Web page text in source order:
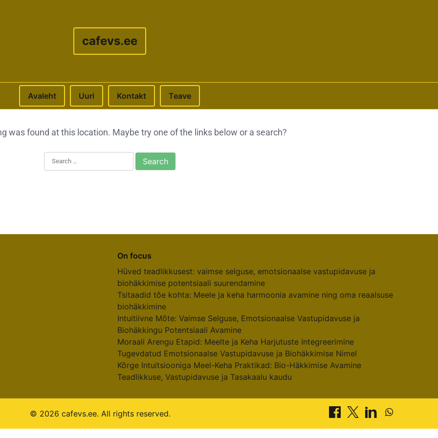
cafevs.ee
Avaleht Uuri Kontakt
Teave
was found at this location. Maybe try one of the links below or a search?
Search for:
On focus
Hüved teadlikkusest: vaimse selguse, emotsionaalse vastupidavuse ja
biohäkkimise potentsiaali suurendamine
Tsitaadid tõe kohta: Meele ja keha harmoonia avamine ning oma reaalsuse
biohäkkimine
Intuitiivne Mõte: Vaimse Selguse, Emotsionaalse Vastupidavuse ja
Biohäkkingu Potentsiaali Avamine
Moraali Arengu Etapid: Meelte ja Keha Harjutuste Integreerimine
Tugevdatud Emotsionaalse Vastupidavuse ja Biohäkkimise Nimel
Kõrge Intuitsiooniga Meel-Keha Praktikad: Bio-Häkkimise Avamine
Teadlikkuse, Vastupidavuse ja Tasakaalu kaudu
© 2026 cafevs.ee. All rights reserved.